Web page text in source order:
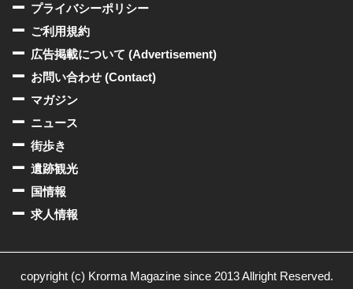
プライバシーポリシー
ご利用規約
広告掲載について (Advertisement)
お問い合わせ (Contact)
マガジン
ニュース
街歩き
遺跡観光
国情報
求人情報
copyright (c) Krorma Magazine since 2013 Allright Reserved.